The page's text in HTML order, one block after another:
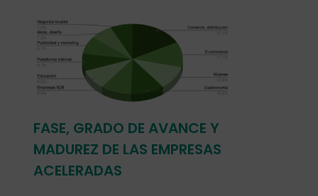
FASE, GRADO DE AVANCE Y
MADUREZ DE LAS EMPRESAS
ACELERADAS